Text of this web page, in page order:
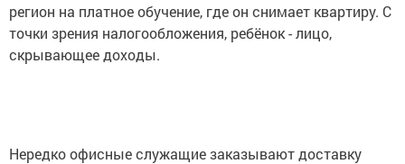
регион на платное обучение, где он снимает квартиру. С
точки зрения налогообложения, ребёнок - лицо,
скрывающее доходы.
Нередко офисные служащие заказывают доставку